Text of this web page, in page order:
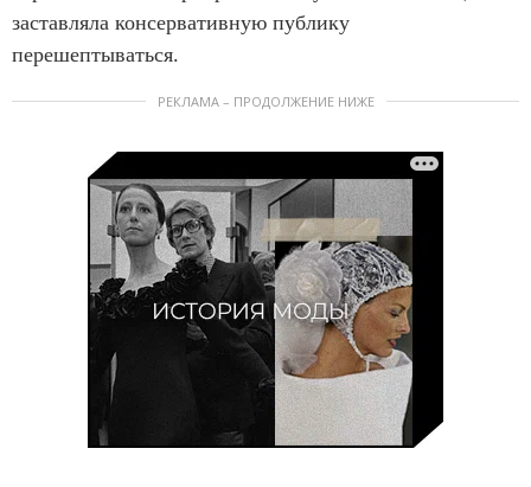
заставляла консервативную публику
перешептываться.
РЕКЛАМА – ПРОДОЛЖЕНИЕ НИЖЕ